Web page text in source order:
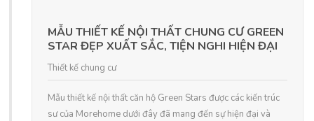
MẪU THIẾT KẾ NỘI THẤT CHUNG CƯ GREEN
STAR ĐẸP XUẤT SẮC, TIỆN NGHI HIỆN ĐẠI
Thiết kế chung cư
Mẫu thiết kế nội thất căn hộ Green Stars được các kiến trúc
sư của Morehome dưới đây đã mang đến sự hiện đại và